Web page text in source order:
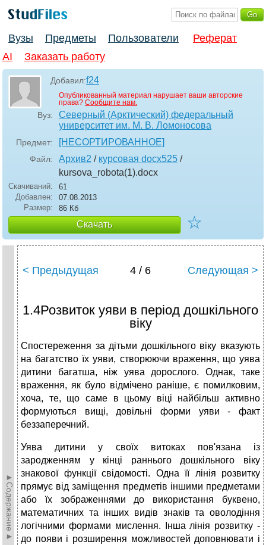
Вузы Предметы Пользователи
Реферат
AI
Заказать работу
Добавил:f24
Опубликованный материал нарушает ваши авторские
права? Сообщите нам.
Вуз:
Северный (Арктический) федеральный
университет им. М. В. Ломоносова
Предмет: [НЕСОРТИРОВАННОЕ]
Файл: Архив2 / курсовая docx525 /
kursova_robota(1).docx
Скачиваний:
61
Добавлен:
07.08.2013
Размер:
86 Кб
Скачать ☆
►Содержание►
< Предыдущая 4 / 6 Следующая >
1.4Розвиток уяви в період дошкільного
віку
Спостереження за дітьми дошкільного віку вказують
на багатство їх уяви, створюючи враження, що уява
дитини багатша, ніж уява дорослого. Однак, таке
враження, як було відмічено раніше, є помилковим,
хоча, те, що саме в цьому віці найбільш активно
формуються вищі, довільні форми уяви - факт
беззаперечний.
Уява дитини у своїх витоках пов'язана із
зародженням у кінці раннього дошкільного віку
знакової функції свідомості. Одна її лінія розвитку
прямує від заміщення предметів іншими предметами
або їх зображеннями до використання буквено,
математичних та інших видів знаків та оволодіння
логічними формами мислення. Інша лінія розвитку -
до появи і розширення можливостей доповнювати і